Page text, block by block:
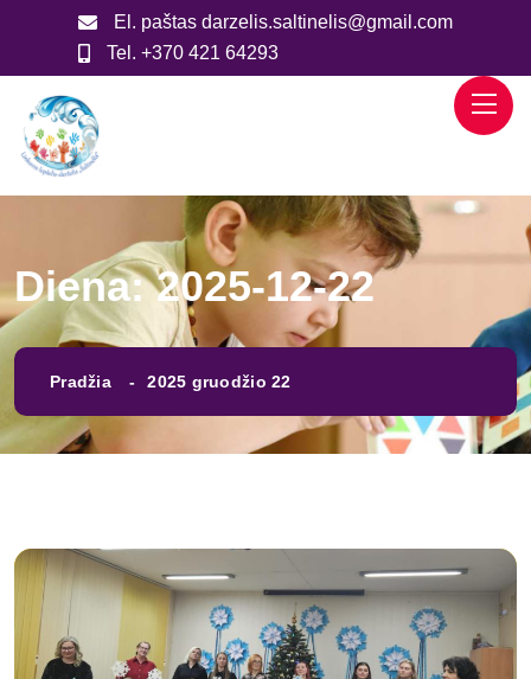
El. paštas darzelis.saltinelis@gmail.com
Tel. +370 421 64293
Diena:2025-12-22
Pradžia 2025 gruodžio 22